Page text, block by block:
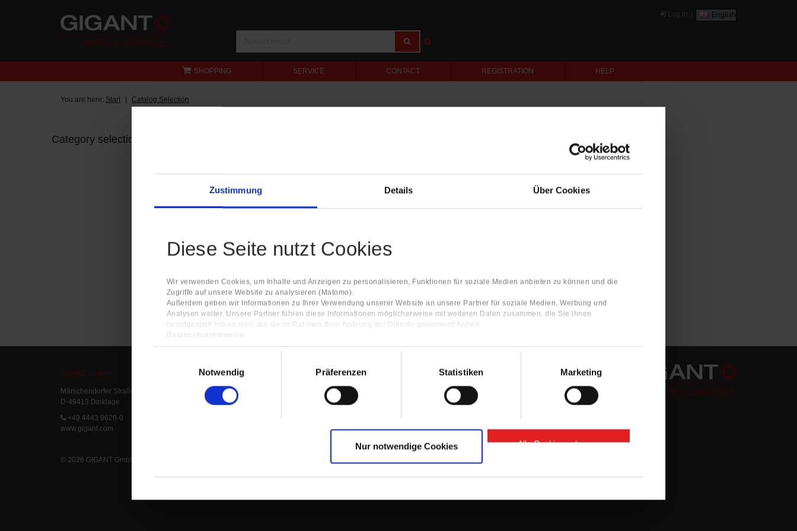
Zustimmung Details Über Cookies
Diese Seite nutzt Cookies
Wir verwenden Cookies, um Inhalte und Anzeigen zu personalisieren, Funktionen für soziale Medien anbieten zu können und die
Zugriffe auf unsere Website zu analysieren (Matomo).
Außerdem geben wir Informationen zu Ihrer Verwendung unserer Website an unsere Partner für soziale Medien, Werbung und
Analysen weiter. Unsere Partner führen diese Informationen möglicherweise mit weiteren Daten zusammen, die Sie ihnen
bereitgestellt haben oder die sie im Rahmen Ihrer Nutzung der Dienste gesammelt haben.
Datenschutzhinweise
Impressum
Notwendig
Präferenzen Statistiken Marketing
Nur notwendige Cookies Alle Cookies zulassen
Log in English
SHOPPING SERVICE CONTACT REGISTRATION HELP
You are here: Start Catalog Selection
Category selection
GIGANT GmbH
Märschendorfer Straße 42
D-49413 Dinklage
+49 4443 9620-0
www.gigant.com
Service
Service Locator
Delivery Information
Contact Person
Contact form
© 2026 GIGANT GmbH